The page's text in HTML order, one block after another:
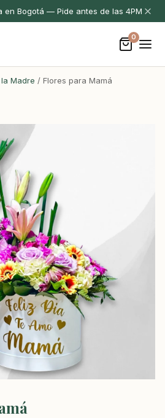
en Bogotá — Pide antes de las 4PM
0
Madre / Flores para Mamá